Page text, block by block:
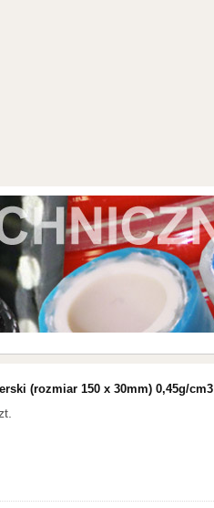
(rozmiar 150 x 30mm) 0,45g/cm3